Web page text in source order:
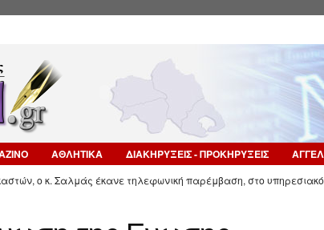
ΑΘΛΗΤΙΚΑ ΔΙΑΚΗΡΥΞΕΙΣ - ΠΡΟΚΗΡΥΞΕΙΣ
ο κ. Σαλμάς έκανε τηλεφωνική παρέμβαση, στο υπηρεσιακό